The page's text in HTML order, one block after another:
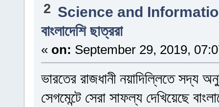
2 Science and
বাংলাদেশি ছাত্ররা
« on: September 29, 2019,
ভারতের রাজধানী নয়াদিল্লিতে সদ্য
সেগমেন্টে সেরা সাফল্য দেখিয়েছে